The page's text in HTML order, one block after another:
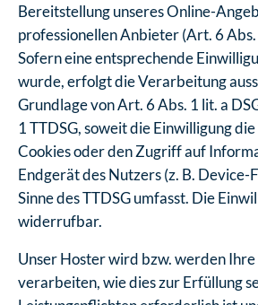
Bereitstellung unseres Online-
professionellen Anbieter (Art. 6
Sofern eine entsprechende
wurde, erfolgt die Verarbeitung
Grundlage von Art. 6 Abs. 1 lit. a
1 TTDSG, soweit die Einwilligung
Cookies oder den Zugriff auf
Endgerät des Nutzers (z. B.
Sinne des TTDSG umfasst. Die
widerrufbar.
Unser Hoster wird bzw. werden
verarbeiten, wie dies zur Erfüllung